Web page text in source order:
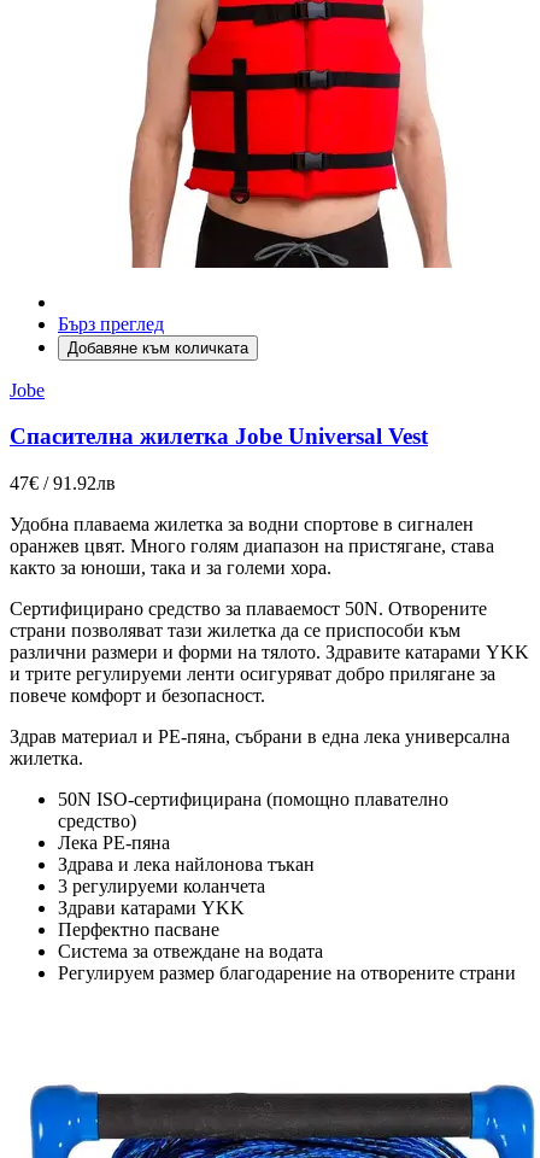
Бърз преглед
Добавяне към количката
Jobe
Спасителна жилетка Jobe Universal Vest
47€ / 91.92лв
Удобна плаваема жилетка за водни спортове в сигнален
оранжев цвят. Много голям диапазон на пристягане, става
както за юноши, така и за големи хора.
Сертифицирано средство за плаваемост 50N. Отворените
страни позволяват тази жилетка да се приспособи към
различни размери и форми на тялото. Здравите катарами YKK
и трите регулируеми ленти осигуряват добро прилягане за
повече комфорт и безопасност.
Здрав материал и PE-пяна, събрани в една лека универсална
жилетка.
50N ISO-сертифицирана (помощно плавателно
средство)
Лека PE-пяна
Здрава и лека найлонова тъкан
3 регулируеми коланчета
Здрави катарами YKK
Перфектно пасване
Система за отвеждане на водата
Регулируем размер благодарение на отворените страни